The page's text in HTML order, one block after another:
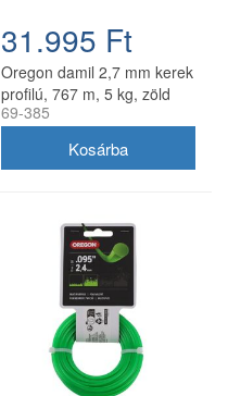
31.995 Ft
Oregon damil 2,7 mm kerek
profilú, 767 m, 5 kg, zöld
69-385